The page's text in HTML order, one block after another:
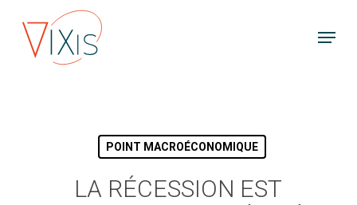
Menu
POINT MACROÉCONOMIQUE
LA RÉCESSION EST